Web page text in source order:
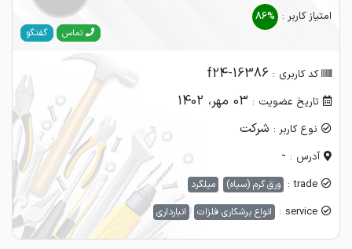
امتیاز کاربر : 86%
تماس گفتگو
کد کاربری : f24-16386
تاریخ عضویت : 03 مهر، 1402
نوع کاربر : شرکت
آدرس : -
trade : ورق گرم (سیاه) میلگرد
service : انواع برشکاری فلزات انبارداری